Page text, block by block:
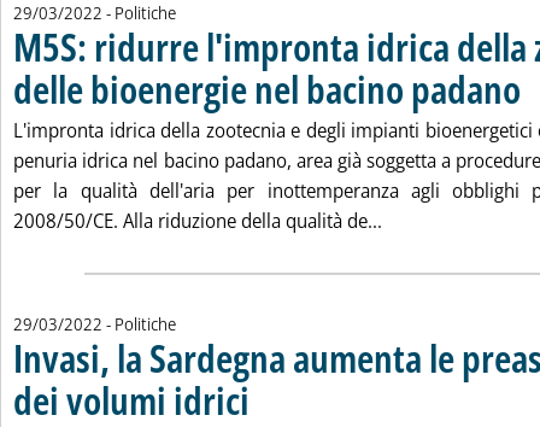
29/03/2022 - Politiche
M5S: ridurre l'impronta idrica della
delle bioenergie nel bacino padano
L'impronta idrica della zootecnia e degli impianti bioenergetici
penuria idrica nel bacino padano, area già soggetta a
per la qualità dell'aria per inottemperanza agli obblighi
2008/50/CE. Alla riduzione della qualità de...
29/03/2022 - Politiche
Invasi, la Sardegna aumenta le
dei volumi idrici . Sottotitolo: Più acqua a disposizione delle
. Pubblicata martedì 29 marzo 2022 alle 13.19.